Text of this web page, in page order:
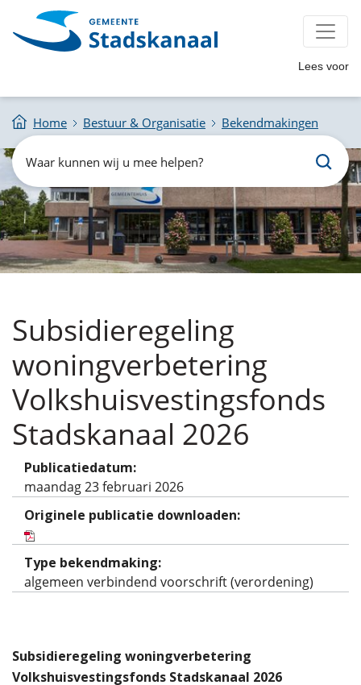
Lees voor
Home Bestuur & Organisatie Bekendmakingen
Zoeken
Waar
kunnen
wij
u
mee
helpen?
Subsidieregeling
woningverbetering
Volkshuisvestingsfonds
Stadskanaal 2026
Publicatiedatum:
maandag 23 februari 2026
Originele publicatie downloaden:
Type bekendmaking:
algemeen verbindend voorschrift (verordening)
Subsidieregeling woningverbetering
Volkshuisvestingsfonds Stadskanaal 2026